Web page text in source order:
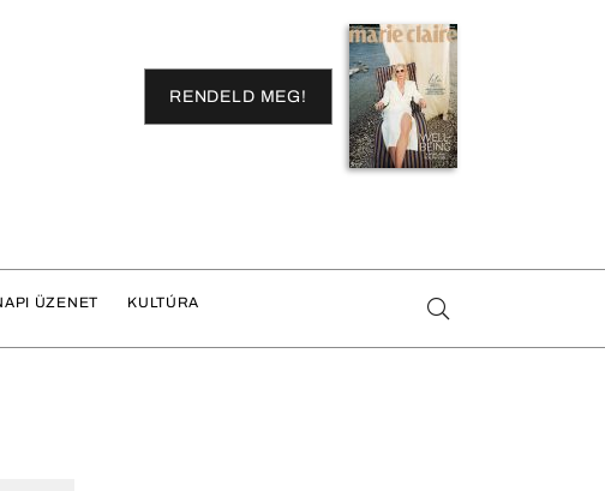
RENDELD MEG!
ÜZENET KULTÚRA